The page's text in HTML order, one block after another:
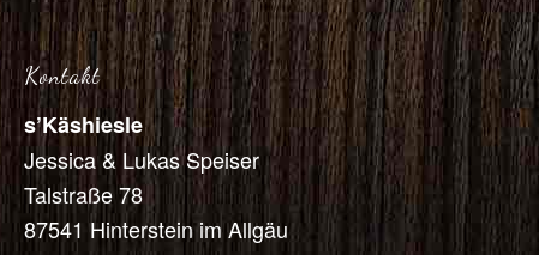
Kontakt
s’Käshiesle
Jessica & Lukas Speiser
Talstraße 78
87541 Hinterstein im Allgäu